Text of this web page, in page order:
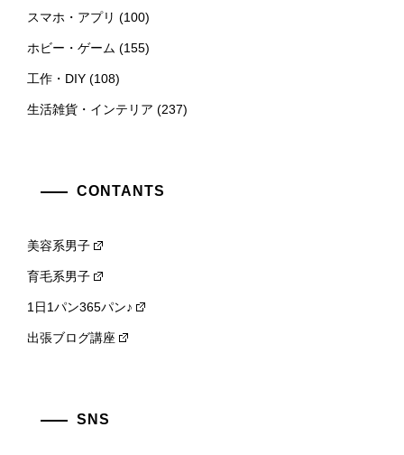
スマホ・アプリ (100)
ホビー・ゲーム (155)
工作・DIY (108)
生活雑貨・インテリア (237)
CONTANTS
美容系男子
育毛系男子
1日1パン365パン♪
出張ブログ講座
SNS